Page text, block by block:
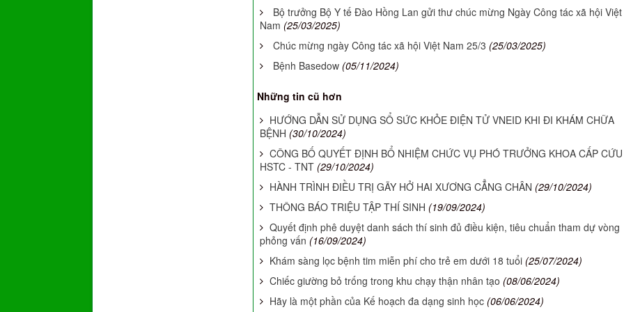
Bộ trưởng Bộ Y tế Đào Hồng Lan gửi thư chúc mừng Ngày Công tác xã hội Việt
Nam (25/03/2025)
Chúc mừng ngày Công tác xã hội Việt Nam 25/3 (25/03/2025)
Bệnh Basedow (05/11/2024)
Những tin cũ hơn
HƯỚNG DẪN SỬ DỤNG SỔ SỨC KHỎE ĐIỆN TỬ VNEID KHI ĐI KHÁM CHỮA
BỆNH (30/10/2024)
CÔNG BỐ QUYẾT ĐỊNH BỔ NHIỆM CHỨC VỤ PHÓ TRƯỞNG KHOA CẤP
HSTC - TNT (29/10/2024)
HÀNH TRÌNH ĐIỀU TRỊ GÃY HỞ HAI XƯƠNG CẲNG CHÂN (29/10/2024)
THÔNG BÁO TRIỆU TẬP THÍ SINH (19/09/2024)
Quyết định phê duyệt danh sách thí sinh đủ điều kiện, tiêu chuẩn tham dự vòng
phỏng vấn (16/09/2024)
Khám sàng lọc bệnh tim miễn phí cho trẻ em dưới 18 tuổi (25/07/2024)
Chiếc giường bỏ trống trong khu chạy thận nhân tạo (08/06/2024)
Hãy là một phần của Kế hoạch đa dạng sinh học (06/06/2024)